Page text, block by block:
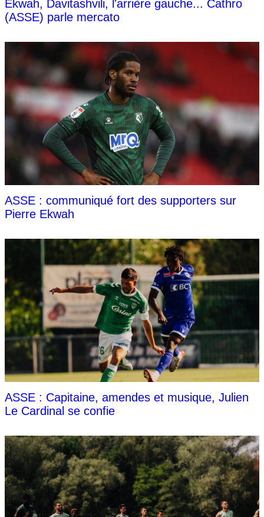
Ekwah, Davitashvili, l'arrière gauche... Cathro
(ASSE) parle mercato
ASSE : communiqué fort des supporters sur
Pierre Ekwah
ASSE : Capitaine, amendes et musique, Julien
Le Cardinal se confie